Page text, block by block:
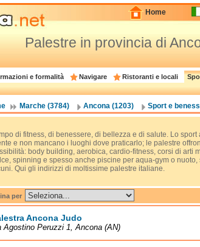
Home
Palestre in provincia di
e formalità Navigare Ristoranti e locali
Marche (3784) Ancona (1203) Sport e
di fitness, di benessere, di bellezza e di salute. Lo sport
e non mancano i luoghi dove praticarlo; le palestre
body building, aerobica, cardio-fitness, corsi di arti
spinning e spesso anche piscine per aqua-gym o nuoto,
Qui gli indirizzi di moltissime palestre italiane.
per
Ancona Judo
Agostino Peruzzi 1, Ancona (AN)